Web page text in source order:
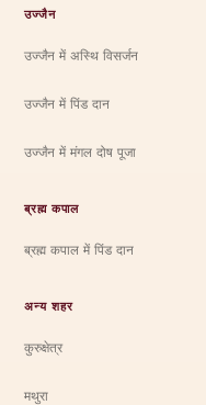
उज्जैन
उज्जैन में अस्थि विसर्जन
उज्जैन में पिंड दान
उज्जैन में मंगल दोष पूजा
ब्रह्म कपाल
ब्रह्म कपाल में पिंड दान
अन्य शहर
कुरुक्षेत्र
मथुरा